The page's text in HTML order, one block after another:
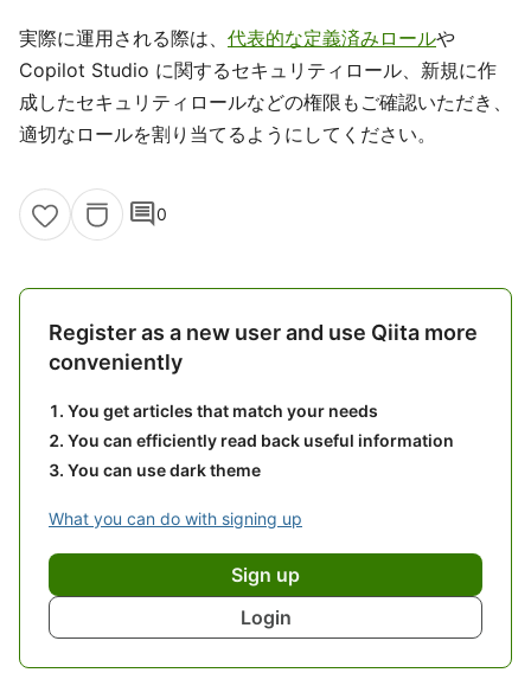
実際に運用される際は、 代表的な定義済みロールや
Copilot Studio に関するセキュリティロール、新規に作
成したセキュリティロールなどの権限もご確認いただき、
適切なロールを割り当てるようにしてください。
comment0
Register as a new user and use Qiita more
conveniently
You get articles that match your needs
You can efficiently read back useful information
You can use dark theme
What you can do with signing up
Sign up
Login